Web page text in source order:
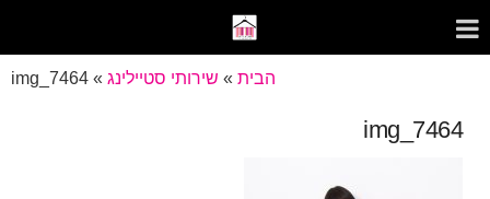
הבית » שירותי סטיילינג »
img_7464
img_7464